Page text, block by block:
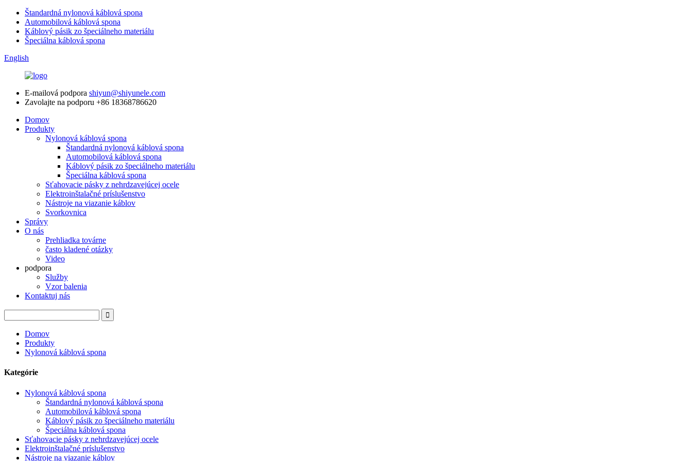
Štandardná nylonová káblová spona
Automobilová káblová spona
Káblový pásik zo špeciálneho materiálu
Špeciálna káblová spona
English
E-mailová podpora shiyun@shiyunele.com
Zavolajte na podporu +86 18368786620
Domov
Produkty
Nylonová káblová spona
Štandardná nylonová káblová spona
Automobilová káblová spona
Káblový pásik zo špeciálneho materiálu
Špeciálna káblová spona
Sťahovacie pásky z nehrdzavejúcej ocele
Elektroinštalačné príslušenstvo
Nástroje na viazanie káblov
Svorkovnica
Správy
O nás
Prehliadka továrne
často kladené otázky
Video
podpora
Služby
Vzor balenia
Kontaktuj nás
Domov
Produkty
Nylonová káblová spona
Kategórie
Nylonová káblová spona
Štandardná nylonová káblová spona
Automobilová káblová spona
Káblový pásik zo špeciálneho materiálu
Špeciálna káblová spona
Sťahovacie pásky z nehrdzavejúcej ocele
Elektroinštalačné príslušenstvo
Nástroje na viazanie káblov